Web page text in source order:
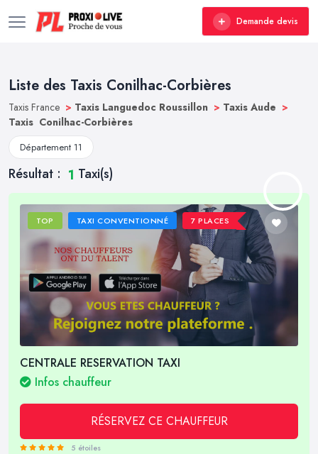
Demande devis
Liste des Taxis Conilhac-Corbières
Taxis France > Taxis Languedoc Roussillon > Taxis Aude >
Taxis Conilhac-Corbières
Département 11
Résultat : 1 Taxi(s)
TOP TAXI CONVENTIONNÉ 7 PLACES
CENTRALE RESERVATION TAXI
Infos chauffeur
RÉSERVEZ CE CHAUFFEUR
5 étoiles